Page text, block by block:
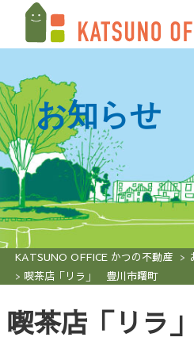
お知らせ
KATSUNO OFFICE かつの不動産
喫茶店「リラ」 豊川市曙町
喫茶店「リラ